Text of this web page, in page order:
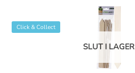
Click & Collect
SLUT I LAGER